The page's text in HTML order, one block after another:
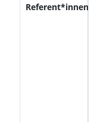
Referent*innen